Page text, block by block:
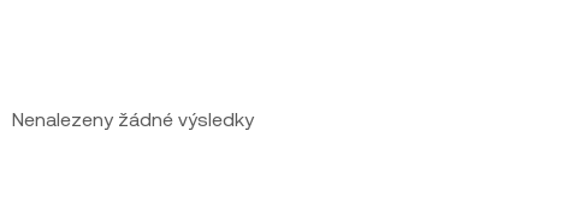
Nenalezeny žádné výsledky